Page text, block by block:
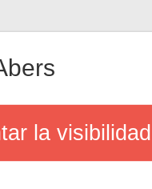
la